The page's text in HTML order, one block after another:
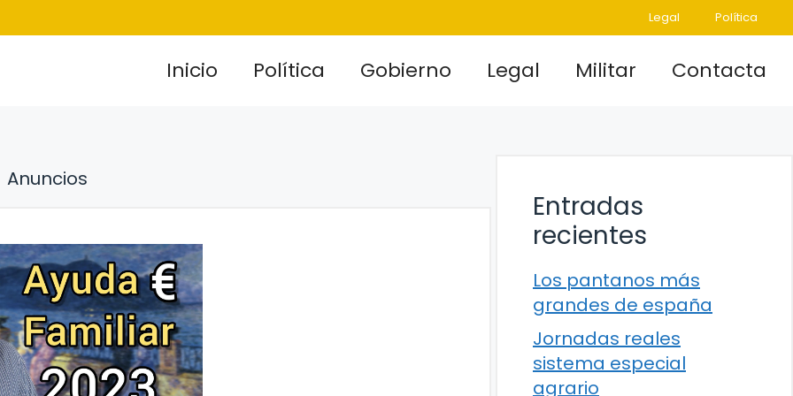
Legal Política
Inicio Política Gobierno Legal Militar Contacta
Anuncios
Entradas
recientes
Los pantanos más
grandes de españa
Jornadas reales
sistema especial
agrario